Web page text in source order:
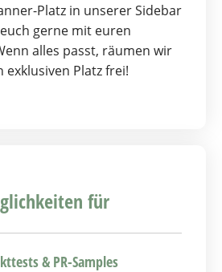
Platz in unserer Sidebar
gerne mit euren
alles passt, räumen wir
Platz frei!
für
& PR-Samples